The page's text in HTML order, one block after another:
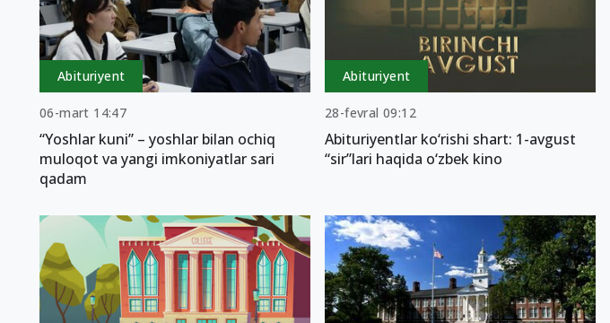
Abituriyent
06-mart 14:47
“Yoshlar kuni” – yoshlar bilan ochiq
muloqot va yangi imkoniyatlar sari
qadam
Abituriyent
28-fevral 09:12
Abituriyentlar ko‘rishi shart: 1-avgust
“sir”lari haqida o‘zbek kino